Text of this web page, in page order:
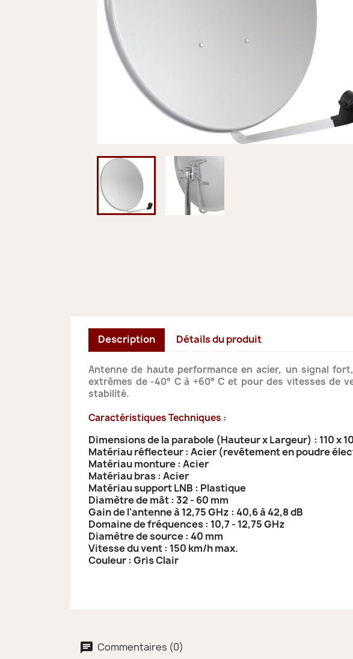
Description Détails du produit
Antenne de haute performance en acier, un signal
extrêmes de -40° C à +60° C et pour des vitesses de
stabilité.
Caractéristiques Techniques :
Dimensions de la parabole (Hauteur x Largeur) : 110 x
Matériau réflecteur : Acier (revêtement en poudre
Matériau monture : Acier
Matériau bras : Acier
Matériau support LNB : Plastique
Diamètre de mât : 32 - 60 mm
Gain de l'antenne à 12,75 GHz : 40,6 à 42,8 dB
Domaine de fréquences : 10,7 - 12,75 GHz
Diamètre de source : 40 mm
Vitesse du vent : 150 km/h max.
Couleur : Gris Clair
Commentaires (0)